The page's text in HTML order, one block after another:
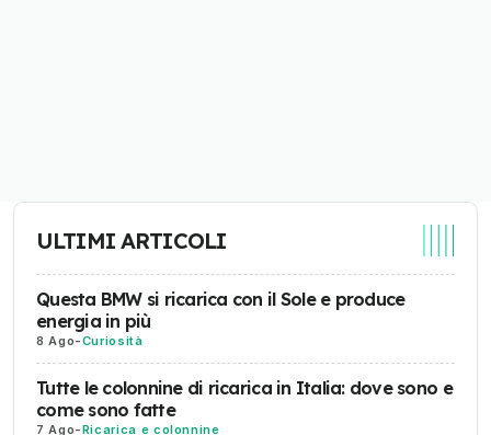
ULTIMI ARTICOLI
Questa BMW si ricarica con il Sole e produce
energia in più
8 Ago-Curiosità
Tutte le colonnine di ricarica in Italia: dove sono e
come sono fatte
7 Ago-Ricarica e colonnine